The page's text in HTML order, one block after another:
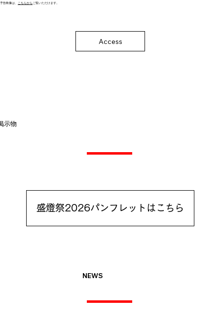
示物
盛燈祭2026パンフレットはこちら
​予告映像は、 こちらから ご覧いただけます。​
Access
NEWS